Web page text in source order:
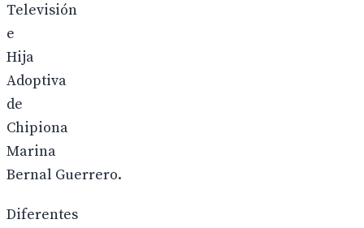
Televisión
e
Hija
Adoptiva
de
Chipiona
Marina
Bernal Guerrero.
Diferentes